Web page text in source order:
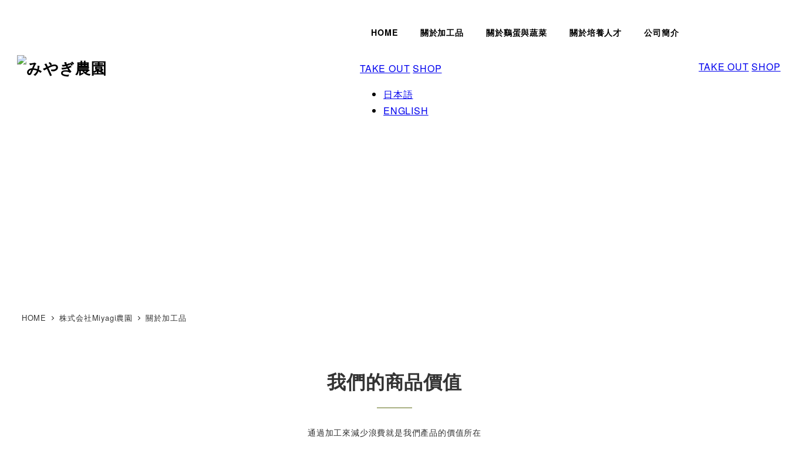
HOME 關於加工品 關於鷄蛋與蔬菜 關於培養人才 公司簡介
TAKE OUT SHOP
日本語
ENGLISH
TAKE OUT SHOP
HOME 株式会社Miyagi農園 關於加工品
我們的商品價值
通過加工來減少浪費就是我們產品的價值所在